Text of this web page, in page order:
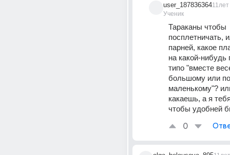
user_187836364
Ученик
11лет
Тараканы чтобы
посплетничать,
парней, какое
на какой-нибудь
типо "вместе
большому или по
маленькому"?
какаешь, а я
чтобы удобней
0